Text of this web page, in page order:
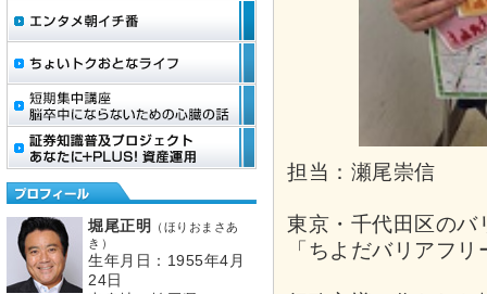
堀尾正明
（ほりおまさあ
き）
生年月日：1955年4月
24日
担当：瀬尾崇信
東京・千代田区のバ
「ちよだバリアフ